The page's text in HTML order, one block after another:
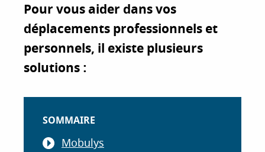
Pour vous aider dans vos
déplacements professionnels et
personnels, il existe plusieurs
solutions :
SOMMAIRE
Mobulys